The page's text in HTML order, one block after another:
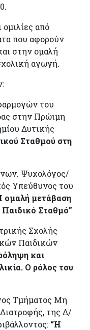
από
που αφορούν
στην ομαλή
αγωγή.
του
στην Πρώιμη
Δυτικής
Σταθμού στη
Ψυχολόγος/
Υπεύθυνος του
ομαλή μετάβαση
Παιδικό Σταθμό”
Σχολής
Παιδικών
και
Ο ρόλος του
Τμήματος Μη
της Δ/
“Η